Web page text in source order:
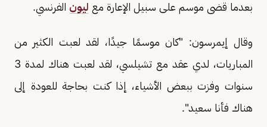
بعدما قضى موسم على سبيل الإعارة مع ليون الفرنسي.
وقال إيمرسون: "كان موسمًا جيدًا، لقد لعبت الكثير من
المباريات، لدي عقد مع تشيلسي، لقد لعبت هناك لمدة 3
سنوات وفزت ببعض الأشياء، إذا كنت بحاجة للعودة إلى
هناك فأنا سعيد".